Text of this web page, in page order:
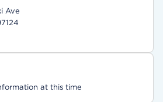
Ave
at this time